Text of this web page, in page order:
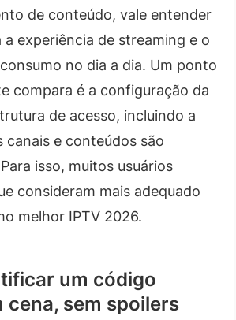
de conteúdo, vale entender
experiência de streaming e o
no dia a dia. Um ponto
compara é a configuração da
de acesso, incluindo a
canais e conteúdos são
isso, muitos usuários
consideram mais adequado
melhor IPTV 2026.
um código
cena, sem spoilers